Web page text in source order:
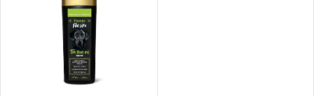
козината и кожата на всяко...